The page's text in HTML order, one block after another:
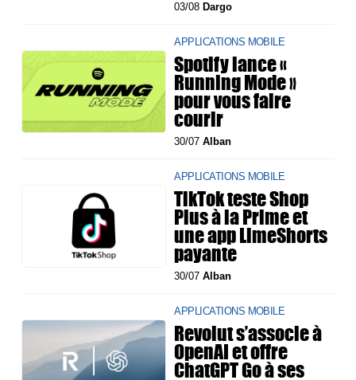
03/08 Dargo
APPLICATIONS MOBILE
Spotify lance «
Running Mode »
pour vous faire
courir
30/07Alban
APPLICATIONS MOBILE
TikTok teste Shop
Plus à la Prime et
une app LimeShorts
payante
30/07Alban
APPLICATIONS MOBILE
Revolut s’associe à
OpenAI et offre
ChatGPT Go à ses